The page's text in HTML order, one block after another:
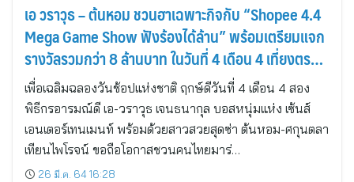
เอ วราวุธ – ต้นหอม ชวนฮาเฉพาะกิจกับ “Shopee 4.4
Mega Game Show ฟังร้องได้ล้าน” พร้อมเตรียมแจก
รางวัลรวมกว่า 8 ล้านบาท ในวันที่ 4 เดือน 4 เที่ยงตรง
ทางช่อง 7HD
เพื่อเฉลิมฉลองวันช้อปแห่งชาติ ฤกษ์ดีวันที่ 4 เดือน 4 สอง
พิธีกรอารมณ์ดี เอ-วราวุธ เจนธนากุล บอสหนุ่มแห่ง เซ้นส์
เอนเตอร์เทนเมนท์ พร้อมด้วยสาวสวยสุดซ่า ต้นหอม-ศกุนตลา
เทียนไพโรจน์ ขอถือโอกาสชวนคนไทยมาร่…
26 มี.ค. 64 16:28